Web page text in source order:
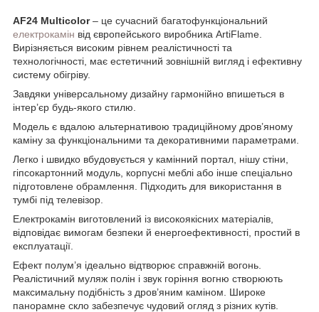
AF24 Multicolor– це сучасний багатофункціональний
електрокамін від європейського виробника ArtiFlame.
Вирізняється високим рівнем реалістичності та
технологічності, має естетичний зовнішній вигляд і ефективну
систему обігріву.
Завдяки універсальному дизайну гармонійно впишеться в
інтер’єр будь-якого стилю.
Модель є вдалою альтернативою традиційному дров’яному
каміну за функціональними та декоративними параметрами.
Легко і швидко вбудовується у камінний портал, нішу стіни,
гіпсокартонний модуль, корпусні меблі або інше спеціально
підготовлене обрамлення. Підходить для використання в
тумбі під телевізор.
Електрокамін виготовлений із високоякісних матеріалів,
відповідає вимогам безпеки й енергоефективності, простий в
експлуатації.
Ефект полум’я ідеально відтворює справжній вогонь.
Реалістичний муляж полін і звук горіння вогню створюють
максимальну подібність з дров’яним каміном. Широке
панорамне скло забезпечує чудовий огляд з різних кутів.